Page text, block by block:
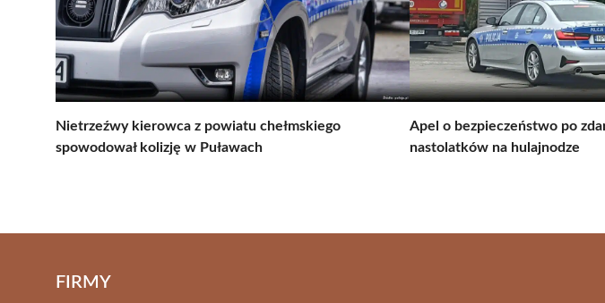
Nietrzeźwy kierowca z powiatu chełmskiego
spowodował kolizję w Puławach
Apel o bezpieczeństwo po
nastolatków na hulajnodze
FIRMY